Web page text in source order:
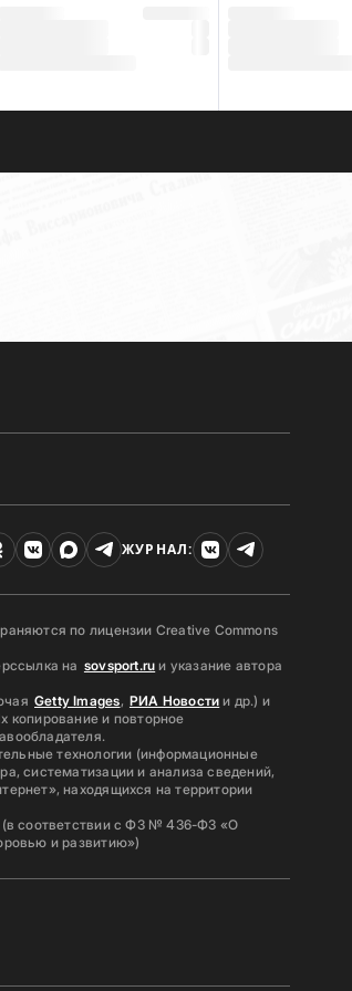
ЖУРНАЛ:
по лицензии Creative Commons
на sovsport.ru и указание автора
Getty Images, РИА Новости и др.) и
копирование и повторное
технологии (информационные
систематизации и анализа сведений,
находящихся на территории
(в соответствии с ФЗ № 436-ФЗ «О
и развитию»)